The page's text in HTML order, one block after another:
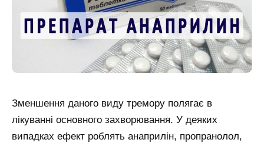
Зменшення даного виду тремору полягає в
лікуванні основного захворювання. У деяких
випадках ефект роблять анаприлін, пропранолол,